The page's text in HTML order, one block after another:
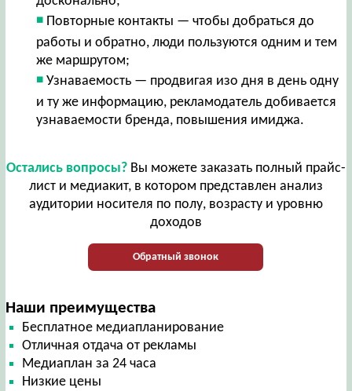
Повторные контакты — чтобы добраться до
работы и обратно, люди пользуются одним и тем
же маршрутом;
Узнаваемость — продвигая изо дня в день одну
и ту же информацию, рекламодатель добивается
узнаваемости бренда, повышения имиджа.
Остались вопросы?Вы можете заказать полный прайс-
лист и медиакит, в котором представлен анализ
аудитории носителя по полу, возрасту и уровню
доходов
Обратный звонок
Наши преимущества
Бесплатное медиапланирование
Отличная отдача от рекламы
Медиаплан за 24 часа
Низкие цены